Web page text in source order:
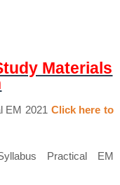
Materials
EM 2021 Click here to
Practical EM